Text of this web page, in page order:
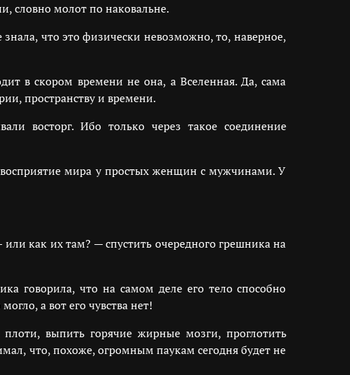
словно молот по наковальне.
что это физически невозможно, то, наверное,
в скором времени не она, а Вселенная. Да, сама
пространству и времени.
восторг. Ибо только через такое соединение
восприятие мира у простых женщин с мужчинами. У
как их там? — спустить очередного грешника на
говорила, что на самом деле его тело способно
а вот его чувства нет!
выпить горячие жирные мозги, проглотить
что, похоже, огромным паукам сегодня будет не